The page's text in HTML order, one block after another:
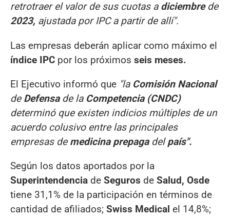
retrotraer el valor de sus cuotas a diciembrede
2023, ajustada por IPC a partir de allí".
Las empresas deberán aplicar como máximo el
índice IPC por los próximos seis meses.
El Ejecutivo informó que "la Comisión Nacional
de Defensade la Competencia (CNDC)
determinó que existen indicios múltiples de un
acuerdo colusivo entre las principales
empresas de medicina prepagadelpaís".
Según los datos aportados por la
Superintendencia de Seguros de Salud, Osde
tiene 31,1% de la participación en términos de
cantidad de afiliados; Swiss Medical el 14,8%;